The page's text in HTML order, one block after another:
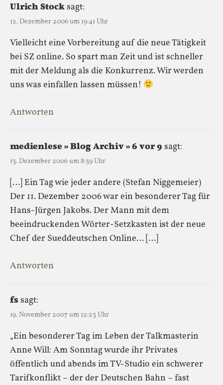
Ulrich Stocksagt:
12. Dezember 2006 um 19:41 Uhr
Vielleicht eine Vorbereitung auf die neue Tätigkeit
bei SZ online. So spart man Zeit und ist schneller
mit der Meldung als die Konkurrenz. Wir werden
uns was einfallen lassen müssen!
Antworten
medienlese » Blog Archiv » 6 vor 9 sagt:
13. Dezember 2006 um 8:39 Uhr
[…] Ein Tag wie jeder andere (Stefan Niggemeier)
Der 11. Dezember 2006 war ein besonderer Tag für
Hans-Jürgen Jakobs. Der Mann mit dem
beeindruckenden Wörter-Setzkasten ist der neue
Chef der Sueddeutschen Online… […]
Antworten
fssagt:
19. November 2007 um 12:23 Uhr
„Ein besonderer Tag im Leben der Talkmasterin
Anne Will: Am Sonntag wurde ihr Privates
öffentlich und abends im TV-Studio ein schwerer
Tarifkonflikt – der der Deutschen Bahn – fast